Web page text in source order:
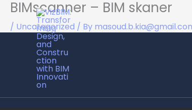
Skip
content
BIMscanner – BIM skaner
/ Uncategorized / By